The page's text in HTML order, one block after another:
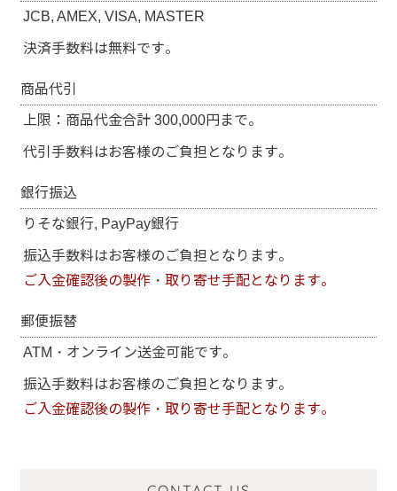
JCB, AMEX, VISA, MASTER
決済手数料は無料です。
商品代引
上限：商品代金合計 300,000円まで。
代引手数料はお客様のご負担となります。
銀行振込
りそな銀行, PayPay銀行
振込手数料はお客様のご負担となります。
ご入金確認後の製作・取り寄せ手配となります。
郵便振替
ATM・オンライン送金可能です。
振込手数料はお客様のご負担となります。
ご入金確認後の製作・取り寄せ手配となります。